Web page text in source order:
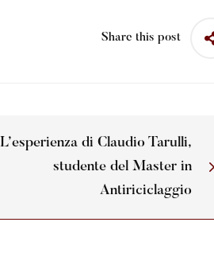
Share this post
L’esperienza di Claudio Tarulli,
studente del Master in
Antiriciclaggio